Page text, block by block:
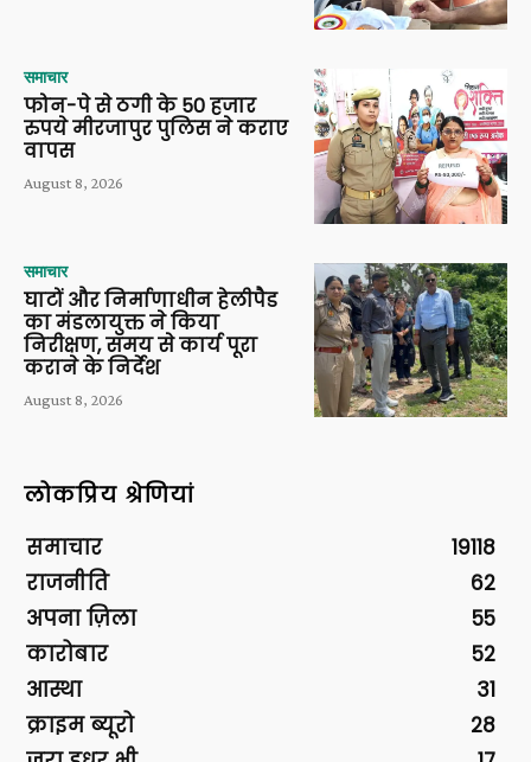
समाचार
फोन-पे से ठगी के 50 हजार
रुपये मीरजापुर पुलिस ने कराए
वापस
August 8, 2026
समाचार
घाटों और निर्माणाधीन हेलीपैड
का मंडलायुक्त ने किया
निरीक्षण, समय से कार्य पूरा
कराने के निर्देश
August 8, 2026
लोकप्रिय श्रेणियां
समाचार
19118
राजनीति
62
अपना ज़िला
55
कारोबार
52
आस्था
31
क्राइम ब्यूरो
28